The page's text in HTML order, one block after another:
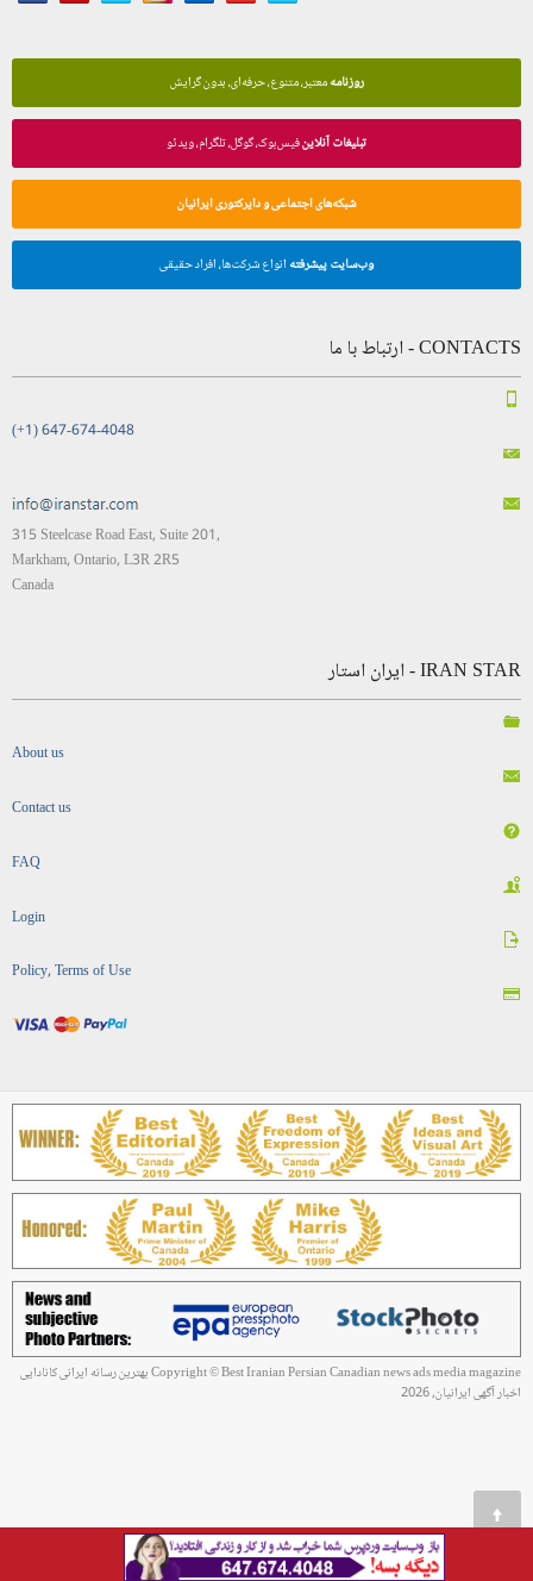
روزنامهمعتبر، متنوع، حرفه‌ای، بدون گرایش
تبلیغات آنلاینفیس‌بوک، گوگل، تلگرام، ویدئو
شبکه‌های اجتماعی و دایرکتوری ایرانیان
وب‌سایت پیشرفته انواع شرکت‌ها، افراد حقیقی
CONTACTS - ارتباط با ما
(+1) 647-674-4048
315 Steelcase Road East, Suite 201,
Markham, Ontario, L3R 2R5
Canada
IRAN STAR - ایران استار
About us
Contact us
FAQ
Login
Policy, Terms of Use
Copyright © Best Iranian Persian Canadian news ads media magazine بهترین رسانه ایرانی کانادایی
اخبار آگهی ایرانیان, 2026